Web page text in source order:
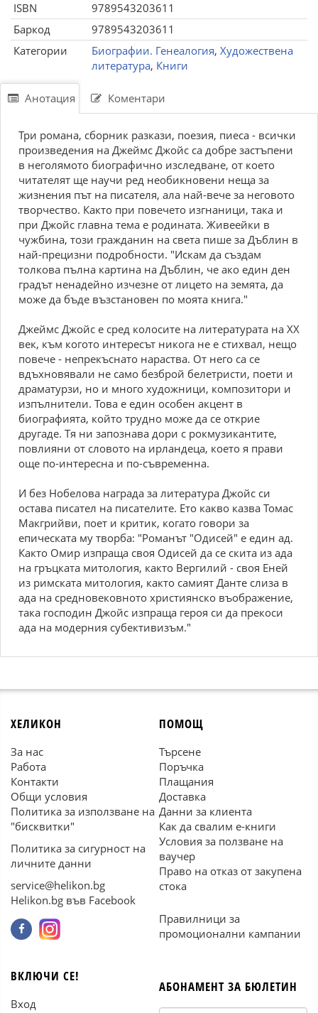
ISBN
9789543203611
Баркод
9789543203611
Категории
Биографии. Генеалогия, Художествена
литература, Книги
Анотация Коментари
Три романа, сборник разкази, поезия, пиеса - всички
произведения на Джеймс Джойс са добре застъпени
в неголямото биографично изследване, от което
читателят ще научи ред необикновени неща за
жизнения път на писателя, ала най-вече за неговото
творчество. Както при повечето изгнаници, така и
при Джойс главна тема е родината. Живеейки в
чужбина, този гражданин на света пише за Дъблин в
най-прецизни подробности. "Искам да създам
толкова пълна картина на Дъблин, че ако един ден
градът ненадейно изчезне от лицето на земята, да
може да бъде възстановен по моята книга."
Джеймс Джойс е сред колосите на литературата на XX
век, към когото интересът никога не е стихвал, нещо
повече - непрекъснато нараства. От него са се
вдъхновявали не само безброй белетристи, поети и
драматурзи, но и много художници, композитори и
изпълнители. Това е един особен акцент в
биографията, който трудно може да се открие
другаде. Тя ни запознава дори с рокмузикантите,
повлияни от словото на ирландеца, което я прави
още по-интересна и по-съвременна.
И без Нобелова награда за литература Джойс си
остава писател на писателите. Ето какво казва Томас
Макгрийви, поет и критик, когато говори за
епическата му творба: "Романът "Одисей" е един ад.
Както Омир изпраща своя Одисей да се скита из ада
на гръцката митология, както Вергилий - своя Еней
из римската митология, както самият Данте слиза в
ада на средновековното християнско въображение,
така господин Джойс изпраща героя си да прекоси
ада на модерния субективизъм."
ХЕЛИКОН
За нас
Работа
Контакти
Общи условия
Политика за използване на
"бисквитки"
Политика за сигурност на
личните данни
service@helikon.bg
Helikon.bg във Facebook
ПОМОЩ
Търсене
Поръчка
Плащания
Доставка
Данни за клиента
Как да свалим е-книги
Условия за ползване на
ваучер
Право на отказ от закупена
стока
Правилници за
промоционални кампании
ВКЛЮЧИ СЕ!
Вход
АБОНАМЕНТ ЗА БЮЛЕТИН